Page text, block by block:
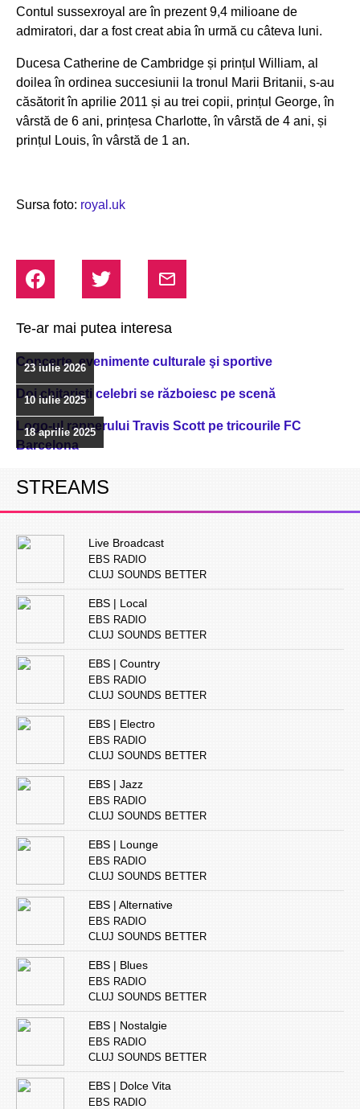
Contul sussexroyal are în prezent 9,4 milioane de
admiratori, dar a fost creat abia în urmă cu câteva luni.
Ducesa Catherine de Cambridge și prințul William, al
doilea în ordinea succesiunii la tronul Marii Britanii, s-au
căsătorit în aprilie 2011 și au trei copii, prințul George, în
vârstă de 6 ani, prințesa Charlotte, în vârstă de 4 ani, și
prințul Louis, în vârstă de 1 an.
Sursa foto: royal.uk
Te-ar mai putea interesa
Concerte, evenimente culturale şi sportive
23 iulie 2026
Doi chitarişti celebri se războiesc pe scenă
10 iulie 2025
Logo-ul rapperului Travis Scott pe tricourile FC
Barcelona
18 aprilie 2025
STREAMS
Live Broadcast
EBS RADIO
CLUJ SOUNDS BETTER
EBS | Local
EBS RADIO
CLUJ SOUNDS BETTER
EBS | Country
EBS RADIO
CLUJ SOUNDS BETTER
EBS | Electro
EBS RADIO
CLUJ SOUNDS BETTER
EBS | Jazz
EBS RADIO
CLUJ SOUNDS BETTER
EBS | Lounge
EBS RADIO
CLUJ SOUNDS BETTER
EBS | Alternative
EBS RADIO
CLUJ SOUNDS BETTER
EBS | Blues
EBS RADIO
CLUJ SOUNDS BETTER
EBS | Nostalgie
EBS RADIO
CLUJ SOUNDS BETTER
EBS | Dolce Vita
EBS RADIO